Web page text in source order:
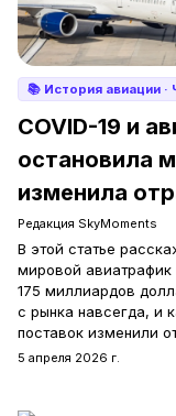
📚 История авиации ·
COVID-19 и
остановила
изменила
Редакция SkyMoments
В этой статье
мировой авиатрафик
175 миллиардов
с рынка навсегда, и
поставок изменили
5 апреля 2026 г.